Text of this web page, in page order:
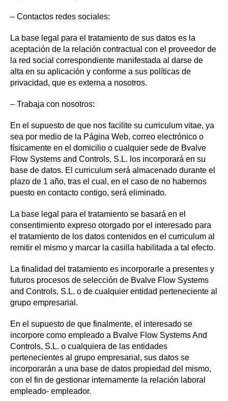
– Contactos redes sociales:
La base legal para el tratamiento de sus datos es la
aceptación de la relación contractual con el proveedor de
la red social correspondiente manifestada al darse de
alta en su aplicación y conforme a sus políticas de
privacidad, que es externa a nosotros.
– Trabaja con nosotros:
En el supuesto de que nos facilite su curriculum vitae, ya
sea por medio de la Página Web, correo electrónico o
físicamente en el domicilio o cualquier sede de Bvalve
Flow Systems and Controls, S.L. los incorporará en su
base de datos. El curriculum será almacenado durante el
plazo de 1 año, tras el cual, en el caso de no habernos
puesto en contacto contigo, será eliminado.
La base legal para el tratamiento se basará en el
consentimiento expreso otorgado por el interesado para
el tratamiento de los datos contenidos en el curriculum al
remitir el mismo y marcar la casilla habilitada a tal efecto.
La finalidad del tratamiento es incorporarle a presentes y
futuros procesos de selección de Bvalve Flow Systems
and Controls, S.L. o de cualquier entidad perteneciente al
grupo empresarial.
En el supuesto de que finalmente, el interesado se
incorpore como empleado a Bvalve Flow Systems And
Controls, S.L. o cualquiera de las entidades
pertenecientes al grupo empresarial, sus datos se
incorporarán a una base de datos propiedad del mismo,
con el fin de gestionar internamente la relación laboral
empleado- empleador.